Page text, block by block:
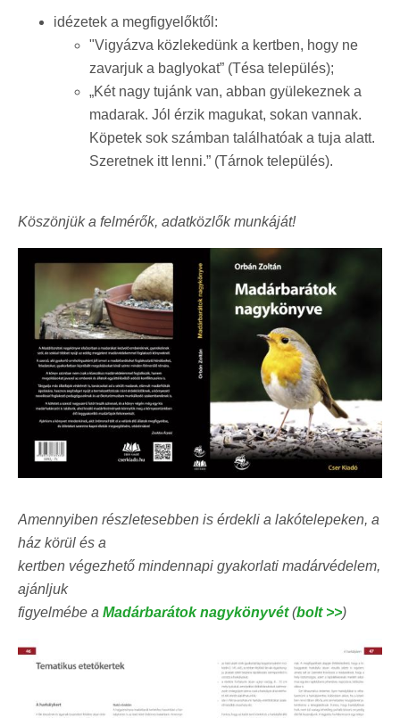
idézetek a megfigyelőktől:
"Vigyázva közlekedünk a kertben, hogy ne
zavarjuk a baglyokat” (Tésa település);
„Két nagy tujánk van, abban gyülekeznek a
madarak. Jól érzik magukat, sokan vannak.
Köpetek sok számban találhatóak a tuja alatt.
Szeretnek itt lenni.” (Tárnok település).
Köszönjük a felmérők, adatközlők munkáját!
Amennyiben részletesebben is érdekli a lakótelepeken, a
ház körül és a
kertben végezhető mindennapi gyakorlati madárvédelem,
ajánljuk
figyelmébe a Madárbarátok nagykönyvét(bolt >>)